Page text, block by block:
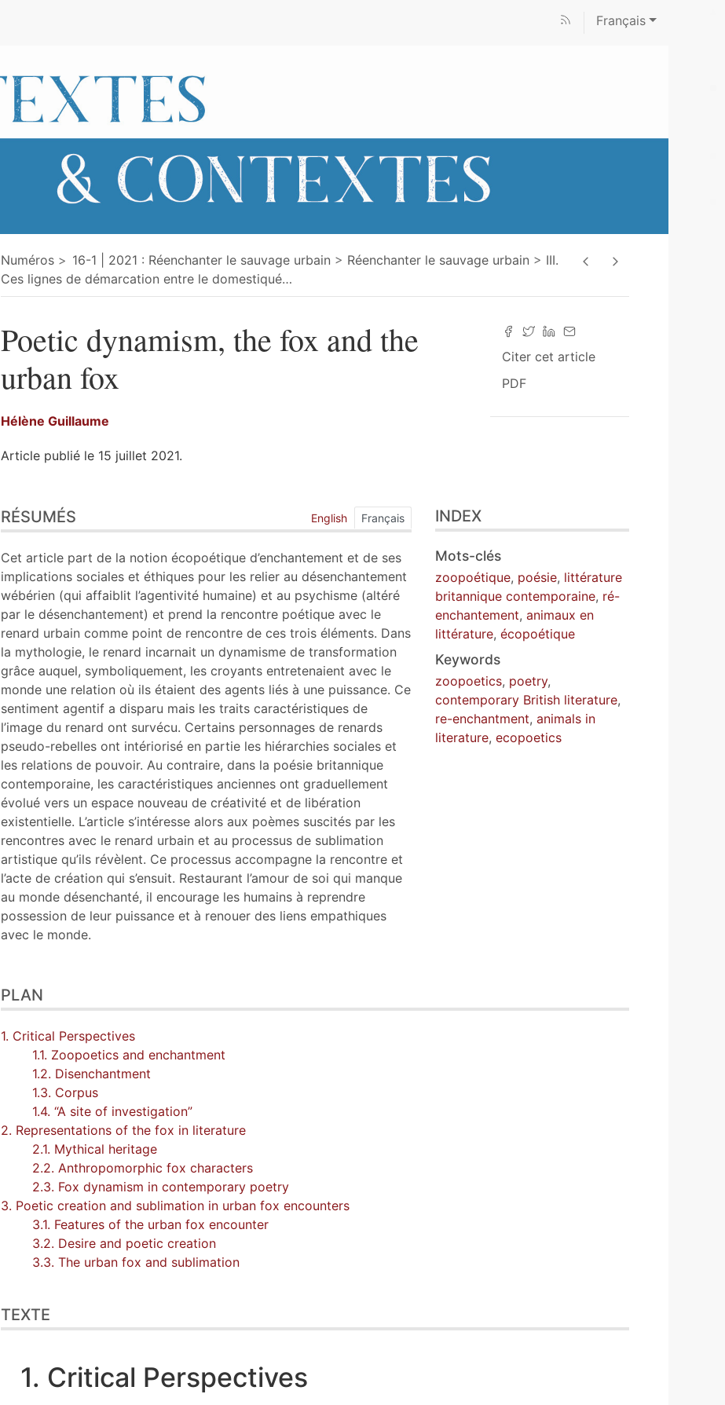
Français
Numéros 16-1 | 2021 : Réenchanter le sauvage urbain Réenchanter le sauvage urbain
III.
Ces lignes de démarcation entre le domestiqué…
Citer cet article
PDF
Poetic dynamism, the fox and the
urban fox
Hélène Guillaume
Article publié le 15 juillet 2021.
Index
Plan
Texte
Bibliographie
Notes
Citer cet article
Auteur
RÉSUMÉS English Français
Cet article part de la notion écopoétique d’enchantement et de ses
implications sociales et éthiques pour les relier au désenchantement
wébérien (qui affaiblit l’agentivité humaine) et au psychisme (altéré
par le désenchantement) et prend la rencontre poétique avec le
renard urbain comme point de rencontre de ces trois éléments. Dans
la mythologie, le renard incarnait un dynamisme de transformation
grâce auquel, symboliquement, les croyants entretenaient avec le
monde une relation où ils étaient des agents liés à une puissance. Ce
sentiment agentif a disparu mais les traits caractéristiques de
l’image du renard ont survécu. Certains personnages de renards
pseudo-rebelles ont intériorisé en partie les hiérarchies sociales et
les relations de pouvoir. Au contraire, dans la poésie britannique
contemporaine, les caractéristiques anciennes ont graduellement
évolué vers un espace nouveau de créativité et de libération
existentielle. L’article s’intéresse alors aux poèmes suscités par les
rencontres avec le renard urbain et au processus de sublimation
artistique qu’ils révèlent. Ce processus accompagne la rencontre et
l’acte de création qui s’ensuit. Restaurant l’amour de soi qui manque
au monde désenchanté, il encourage les humains à reprendre
possession de leur puissance et à renouer des liens empathiques
avec le monde.
INDEX
Mots-clés
zoopoétique, poésie, littérature
britannique contemporaine, ré-
enchantement,animaux en
littérature,écopoétique
Keywords
zoopoetics, poetry,
contemporary British literature,
re-enchantment,animals in
literature,ecopoetics
PLAN
1. Critical Perspectives
1.1. Zoopoetics and enchantment
1.2. Disenchantment
1.3. Corpus
1.4. “A site of investigation”
2. Representations of the fox in literature
2.1. Mythical heritage
2.2. Anthropomorphic fox characters
2.3. Fox dynamism in contemporary poetry
3. Poetic creation and sublimation in urban fox encounters
3.1. Features of the urban fox encounter
3.2. Desire and poetic creation
3.3. The urban fox and sublimation
TEXTE
1. Critical Perspectives